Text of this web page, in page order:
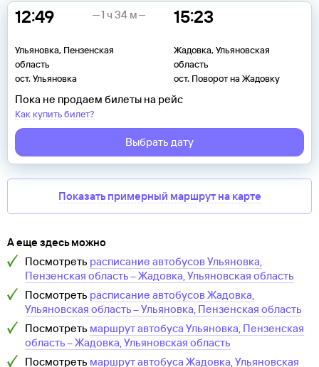
12:49
Ульяновка, Пензенская
область
ост. Ульяновка
15:23
Жадовка, Ульяновская
область
ост. Поворот на Жадовку
1 ч 34 м
Пока не продаем билеты на рейс
Как купить билет?
Выбрать дату
Показать примерный маршрут на карте
А еще здесь можно
Посмотреть расписание автобусовУльяновка,
Пензенская область–Жадовка, Ульяновская область
Посмотреть расписание автобусовЖадовка,
Ульяновская область–Ульяновка, Пензенская область
Посмотреть маршрут автобуса Ульяновка, Пензенская
область–Жадовка, Ульяновская область
Посмотреть маршрут автобуса Жадовка, Ульяновская